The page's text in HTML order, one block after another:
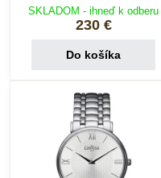
SKLADOM - ihneď k odberu
230 €
Do košíka